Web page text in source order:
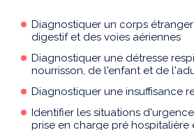
Diagnostiquer un corps
digestif et des voies aériennes
Diagnostiquer une détresse
nourrisson, de l'enfant et de
Diagnostiquer une insuffisance
Identifier les situations
prise en charge pré hospitalière